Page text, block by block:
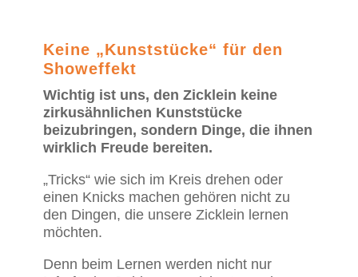
Keine „Kunststücke“ für den
Showeffekt
Wichtig ist uns, den Zicklein keine
zirkusähnlichen Kunststücke
beizubringen, sondern Dinge, die ihnen
wirklich Freude bereiten.
„Tricks“ wie sich im Kreis drehen oder
einen Knicks machen gehören nicht zu
den Dingen, die unsere Zicklein lernen
möchten.
Denn beim Lernen werden nicht nur